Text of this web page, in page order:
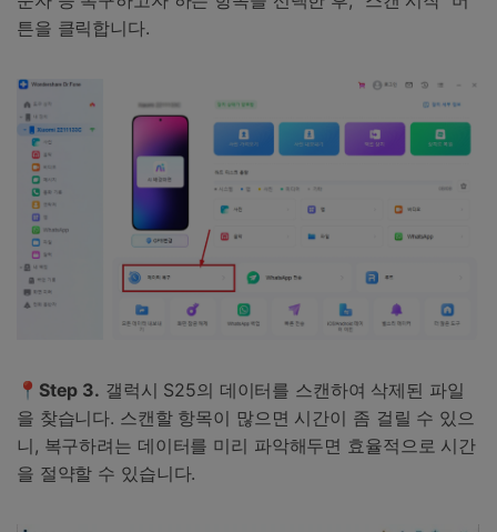
튼을 클릭합니다.
📍Step 3. 갤럭시 S25의 데이터를 스캔하여 삭제된 파일
을 찾습니다. 스캔할 항목이 많으면 시간이 좀 걸릴 수 있으
니, 복구하려는 데이터를 미리 파악해두면 효율적으로 시간
을 절약할 수 있습니다.